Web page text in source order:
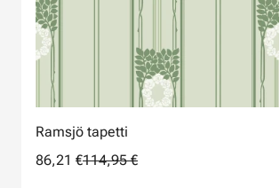
Ramsjö tapetti
86,21 €114,95 €